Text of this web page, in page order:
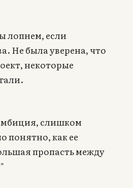
лопнем, если
Не была уверена, что
некоторые
слишком
понятно, как ее
пропасть между